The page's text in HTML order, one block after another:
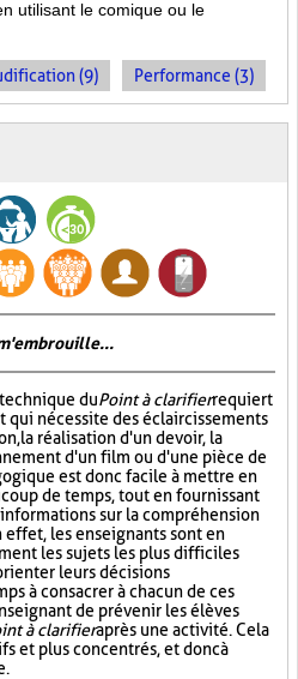
utilisant le comique ou le
(9) Performance (3)
duPoint à clarifierrequiert
qui nécessite des éclaircissements
la réalisation d'un devoir, la
d'un film ou d'une pièce de
est donc facile à mettre en
de temps, tout en fournissant
sur la compréhension
effet, les enseignants sont en
les sujets les plus difficiles
leurs décisions
à consacrer à chacun de ces
de prévenir les élèves
à clarifieraprès une activité. Cela
et plus concentrés, et donc à